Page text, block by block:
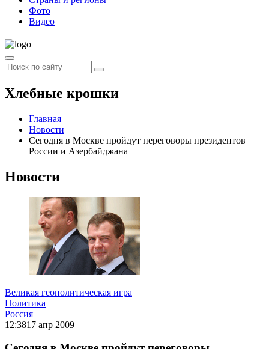
Фото
Видео
Хлебные крошки
Главная
Новости
Сегодня в Москве пройдут переговоры президентов
России и Азербайджана
Новости
Великая геополитическая игра
Политика
Россия
12:3817 апр 2009